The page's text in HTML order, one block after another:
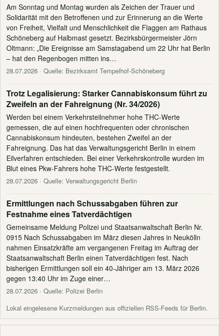
Am Sonntag und Montag wurden als Zeichen der Trauer und
Solidarität mit den Betroffenen und zur Erinnerung an die Werte
von Freiheit, Vielfalt und Menschlichkeit die Flaggen am Rathaus
Schöneberg auf Halbmast gesetzt. Bezirksbürgermeister Jörn
Oltmann: „Die Ereignisse am Samstagabend um 22 Uhr hat Berlin
– hat den Regenbogen mitten ins…
28.07.2026 · Quelle: Bezirksamt Tempelhof-Schöneberg
Trotz Legalisierung: Starker Cannabiskonsum führt zu
Zweifeln an der Fahreignung (Nr. 34/2026)
Werden bei einem Verkehrsteilnehmer hohe THC-Werte
gemessen, die auf einen hochfrequenten oder chronischen
Cannabiskonsum hindeuten, bestehen Zweifel an der
Fahreignung. Das hat das Verwaltungsgericht Berlin in einem
Eilverfahren entschieden. Bei einer Verkehrskontrolle wurden im
Blut eines Pkw-Fahrers hohe THC-Werte festgestellt.
28.07.2026 · Quelle: Verwaltungsgericht Berlin
Ermittlungen nach Schussabgaben führen zur
Festnahme eines Tatverdächtigen
Gemeinsame Meldung Polizei und Staatsanwaltschaft Berlin Nr.
0915 Nach Schussabgaben im März diesen Jahres in Neukölln
nahmen Einsatzkräfte am vergangenen Freitag im Auftrag der
Staatsanwaltschaft Berlin einen Tatverdächtigen fest. Nach
bisherigen Ermittlungen soll ein 40-Jähriger am 13. März 2026
gegen 13:40 Uhr im Zuge einer…
28.07.2026 · Quelle: Polizei Berlin
Lokal eingelesene Kurzmeldungen aus offiziellen RSS-Feeds für Berlin.